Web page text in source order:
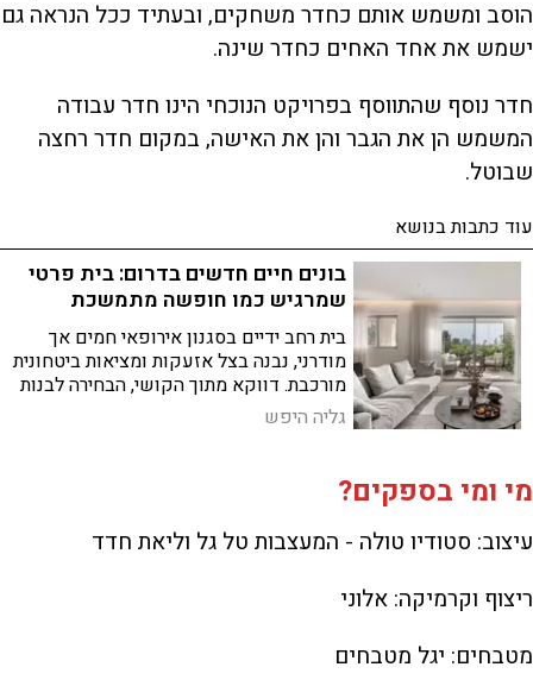
הוסב ומשמש אותם כחדר משחקים, ובעתיד ככל הנראה גם
ישמש את אחד האחים כחדר שינה.
חדר נוסף שהתווסף בפרויקט הנוכחי הינו חדר עבודה
המשמש הן את הגבר והן את האישה, במקום חדר רחצה
שבוטל.
עוד כתבות בנושא
בונים חיים חדשים בדרום: בית פרטי
שמרגיש כמו חופשה מתמשכת
בית רחב ידיים בסגנון אירופאי חמים אך
מודרני, נבנה בצל אזעקות ומציאות ביטחונית
מורכבת. דווקא מתוך הקושי, הבחירה לבנות
הפכה סמל לבחירה בחיים ובמשפחה, דרך
תכנון מדויק ועיצוב רגיש
גליה היפש
מי ומי בספקים?
עיצוב: סטודיו טולה - המעצבות טל גל וליאת חדד
ריצוף וקרמיקה: אלוני
מטבחים: יגל מטבחים